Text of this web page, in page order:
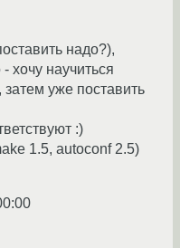
надо?),
хочу научиться
уже поставить
:)
1.5, autoconf 2.5)